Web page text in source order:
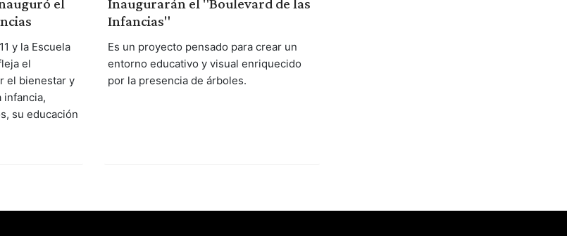
y la Escuela
el
el bienestar y
infancia,
su educación
Infancias"
Es un proyecto pensado para crear un
entorno educativo y visual enriquecido
por la presencia de árboles.